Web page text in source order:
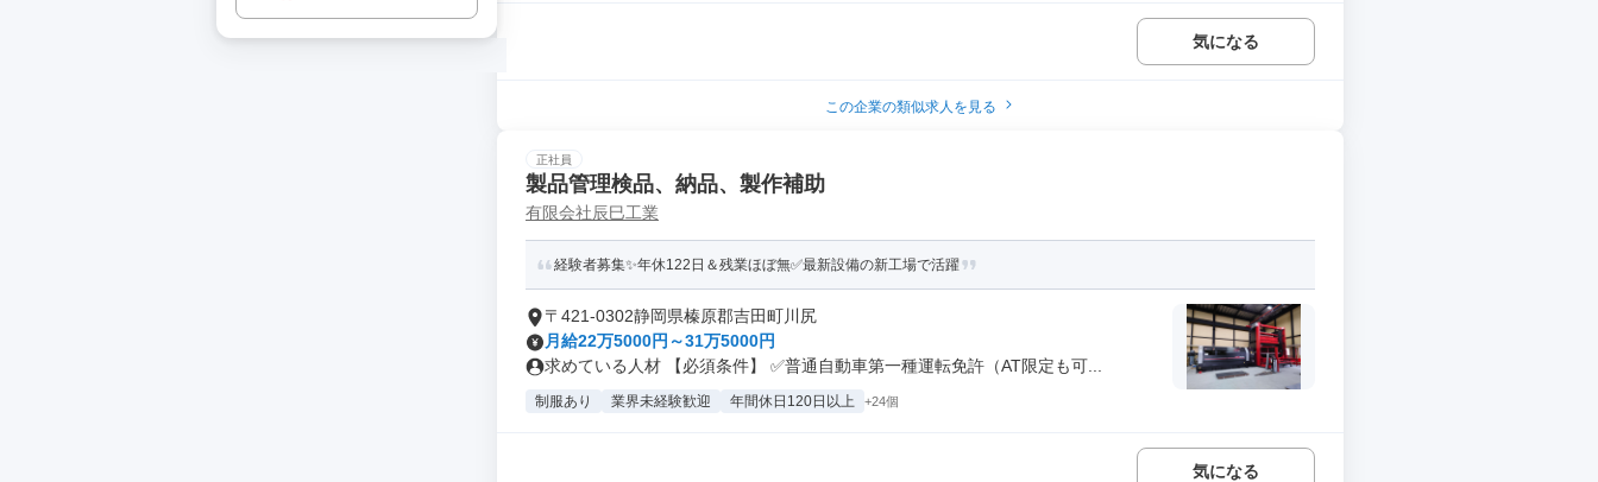
気になる
この企業の類似求人を見る
正社員
製品管理検品、納品、製作補助
有限会社辰巳工業
経験者募集✨年休122日＆残業ほぼ無✅最新設備の新工場で活躍
〒421-0302静岡県榛原郡吉田町川尻
月給22万5000円～31万5000円
求めている人材 【必須条件】 ✅普通自動車第一種運転免許（AT限定も可...
制服あり 業界未経験歓迎 年間休日120日以上 +24個
気になる